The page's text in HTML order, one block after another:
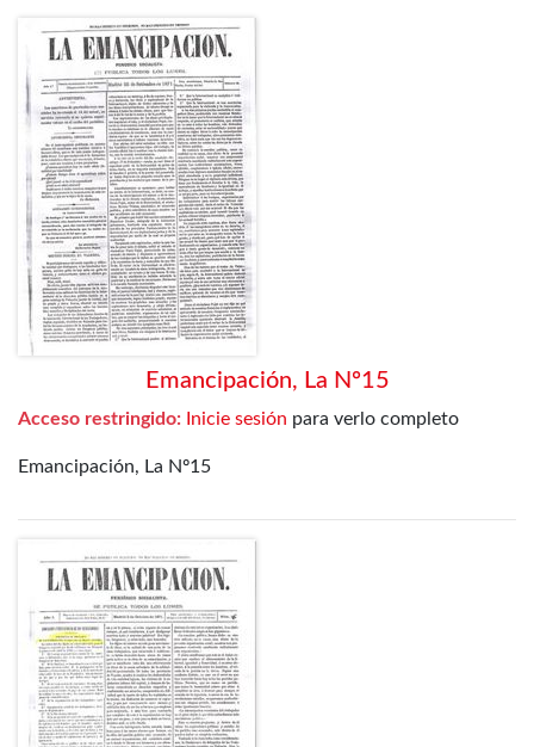
Emancipación, La Nº15
Acceso restringido: Inicie sesión para verlo completo
Emancipación, La Nº15